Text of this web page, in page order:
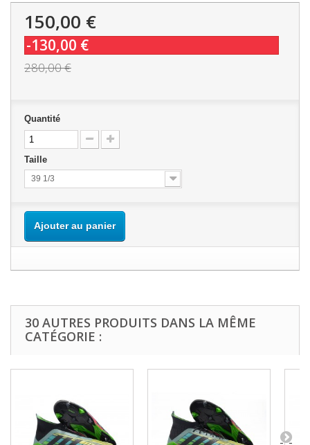
150,00 €
-130,00 €
280,00 €
Quantité
Taille
39 1/3
Ajouter au panier
30 AUTRES PRODUITS DANS LA MÊME
CATÉGORIE :